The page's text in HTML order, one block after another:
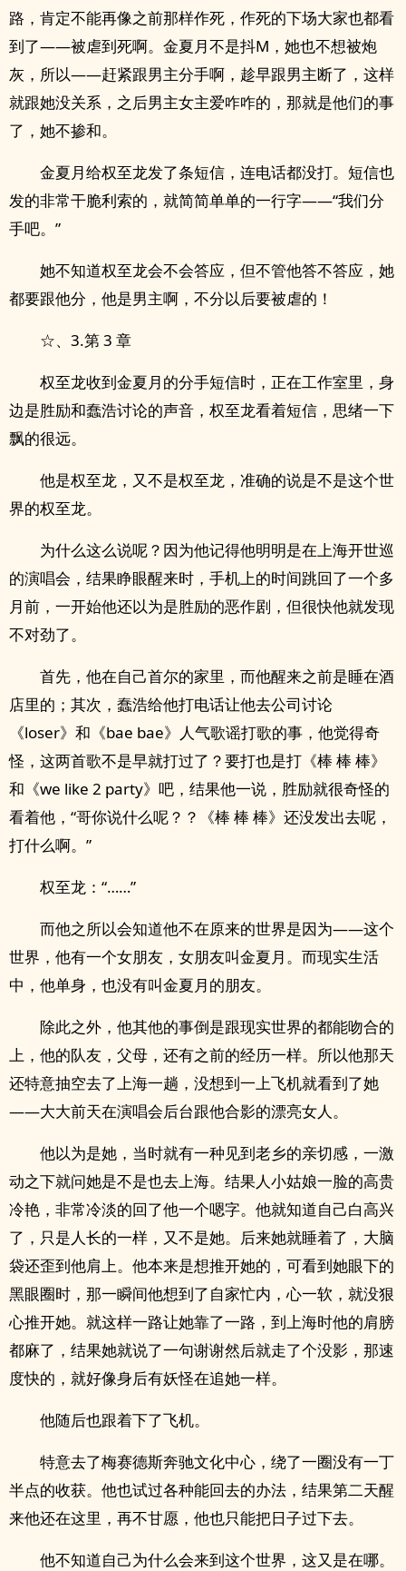
路，肯定不能再像之前那样作死，作死的下场大家也都看
到了——被虐到死啊。金夏月不是抖M，她也不想被炮
灰，所以——赶紧跟男主分手啊，趁早跟男主断了，这样
就跟她没关系，之后男主女主爱咋咋的，那就是他们的事
了，她不掺和。
金夏月给权至龙发了条短信，连电话都没打。短信也
发的非常干脆利索的，就简简单单的一行字——“我们分
手吧。”
她不知道权至龙会不会答应，但不管他答不答应，她
都要跟他分，他是男主啊，不分以后要被虐的！
☆、3.第 3 章
权至龙收到金夏月的分手短信时，正在工作室里，身
边是胜励和蠢浩讨论的声音，权至龙看着短信，思绪一下
飘的很远。
他是权至龙，又不是权至龙，准确的说是不是这个世
界的权至龙。
为什么这么说呢？因为他记得他明明是在上海开世巡
的演唱会，结果睁眼醒来时，手机上的时间跳回了一个多
月前，一开始他还以为是胜励的恶作剧，但很快他就发现
不对劲了。
首先，他在自己首尔的家里，而他醒来之前是睡在酒
店里的；其次，蠢浩给他打电话让他去公司讨论
《loser》和《bae bae》人气歌谣打歌的事，他觉得奇
怪，这两首歌不是早就打过了？要打也是打《棒 棒 棒》
和《we like 2 party》吧，结果他一说，胜励就很奇怪的
看着他，“哥你说什么呢？？《棒 棒 棒》还没发出去呢，
打什么啊。”
权至龙：“……”
而他之所以会知道他不在原来的世界是因为——这个
世界，他有一个女朋友，女朋友叫金夏月。而现实生活
中，他单身，也没有叫金夏月的朋友。
除此之外，他其他的事倒是跟现实世界的都能吻合的
上，他的队友，父母，还有之前的经历一样。所以他那天
还特意抽空去了上海一趟，没想到一上飞机就看到了她
——大大前天在演唱会后台跟他合影的漂亮女人。
他以为是她，当时就有一种见到老乡的亲切感，一激
动之下就问她是不是也去上海。结果人小姑娘一脸的高贵
冷艳，非常冷淡的回了他一个嗯字。他就知道自己白高兴
了，只是人长的一样，又不是她。后来她就睡着了，大脑
袋还歪到他肩上。他本来是想推开她的，可看到她眼下的
黑眼圈时，那一瞬间他想到了自家忙内，心一软，就没狠
心推开她。就这样一路让她靠了一路，到上海时他的肩膀
都麻了，结果她就说了一句谢谢然后就走了个没影，那速
度快的，就好像身后有妖怪在追她一样。
他随后也跟着下了飞机。
特意去了梅赛德斯奔驰文化中心，绕了一圈没有一丁
半点的收获。他也试过各种能回去的办法，结果第二天醒
来他还在这里，再不甘愿，他也只能把日子过下去。
他不知道自己为什么会来到这个世界，这又是在哪。